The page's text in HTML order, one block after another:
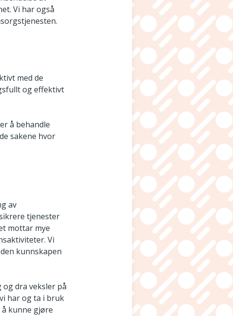
Vi har også
med de
og effektivt
å behandle
sakene hvor
av
tjenester
mottar mye
Vi
kunnskapen
dra veksler på
har og ta i bruk
kunne gjøre